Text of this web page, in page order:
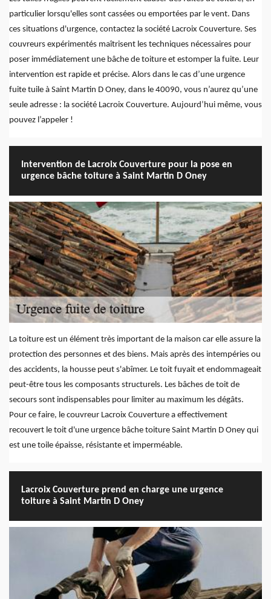
particulier lorsqu'elles sont cassées ou emportées par le vent. Dans
ces situations d'urgence, contactez la société Lacroix Couverture. Ses
couvreurs expérimentés maîtrisent les techniques nécessaires pour
poser immédiatement une bâche de toiture et estomper la fuite. Leur
intervention est rapide et précise. Alors dans le cas d’une urgence
fuite tuile à Saint Martin D Oney, dans le 40090, vous n’aurez qu’une
seule adresse : la société Lacroix Couverture. Aujourd’hui même, vous
pouvez l’appeler !
Intervention de Lacroix Couverture pour la pose en
urgence bâche toiture à Saint Martin D Oney
La toiture est un élément très important de la maison car elle assure la
protection des personnes et des biens. Mais après des intempéries ou
des accidents, la housse peut s'abîmer. Le toit fuyait et endommageait
peut-être tous les composants structurels. Les bâches de toit de
secours sont indispensables pour limiter au maximum les dégâts.
Pour ce faire, le couvreur Lacroix Couverture a effectivement
recouvert le toit d'une urgence bâche toiture Saint Martin D Oney qui
est une toile épaisse, résistante et imperméable.
Lacroix Couverture prend en charge une urgence
toiture à Saint Martin D Oney